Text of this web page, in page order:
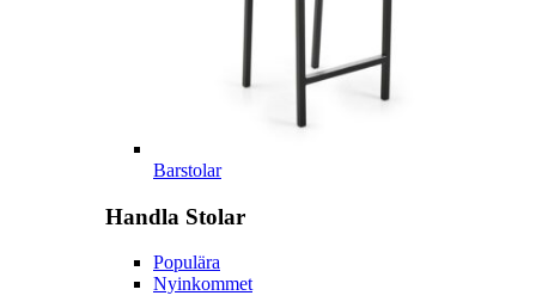
Barstolar
Handla Stolar
Populära
Nyinkommet